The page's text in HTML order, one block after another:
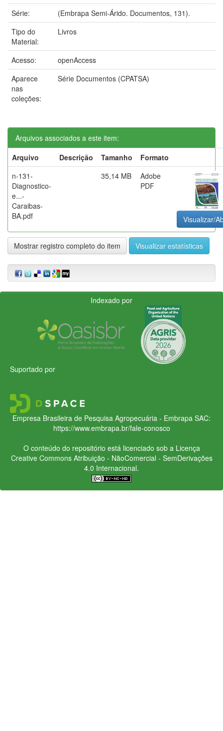
Série:
(Embrapa Semi-Árido. Documentos, 131).
Tipo do
Material:
Livros
Acesso:
openAccess
Aparece
nas
coleções:
Série Documentos (CPATSA)
Arquivos associados a este item:
Arquivo
Descrição Tamanho
Formato
n-131-
Diagnostico-
e...-
Caraibas-
BA.pdf
35,14 MB
Adobe
PDF
Visualizar/
Mostrar registro completo do item Visualizar estatísticas
Indexado por
Suportado por
Empresa Brasileira de Pesquisa Agropecuária - Embrapa SAC:
https://www.embrapa.br/fale-conosco
O conteúdo do repositório está licenciado sob a Licença
Creative CommonsAtribuição - NãoComercial - SemDerivações
4.0 Internacional.